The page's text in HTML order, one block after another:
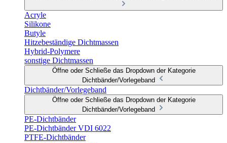
Acryle
Silikone
Butyle
Hitzebeständige Dichtmassen
Hybrid-Polymere
sonstige Dichtmassen
Öffne oder Schließe das Dropdown der Kategorie
Dichtbänder/Vorlegeband
Dichtbänder/Vorlegeband
Öffne oder Schließe das Dropdown der Kategorie
Dichtbänder/Vorlegeband
PE-Dichtbänder
PE-Dichtbänder VDI 6022
PTFE-Dichtbänder